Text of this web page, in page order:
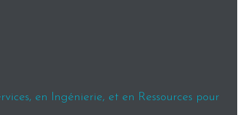
en Ingénierie, et en Ressources pour